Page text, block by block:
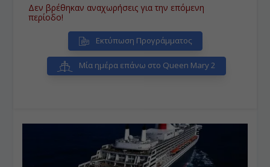
Δεν βρέθηκαν αναχωρήσεις για την επόμενη
περίοδο!
Εκτύπωση Προγράμματος
Μία ημέρα επάνω στο Queen Mary 2